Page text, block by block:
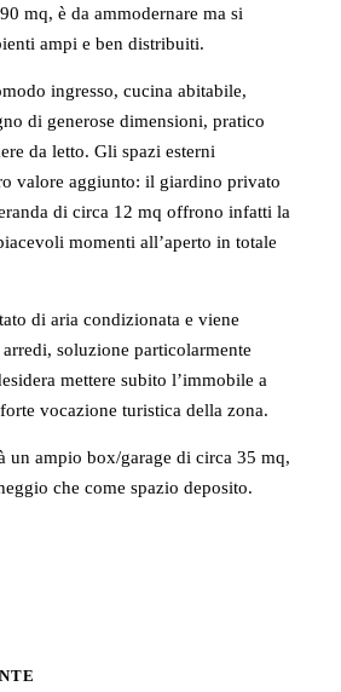
mq, è da ammodernare ma si
ampi e ben distribuiti.
ingresso, cucina abitabile,
di generose dimensioni, pratico
da letto. Gli spazi esterni
valore aggiunto: il giardino privato
di circa 12 mq offrono infatti la
momenti all’aperto in totale
di aria condizionata e viene
soluzione particolarmente
mettere subito l’immobile a
vocazione turistica della zona.
un ampio box/garage di circa 35 mq,
che come spazio deposito.